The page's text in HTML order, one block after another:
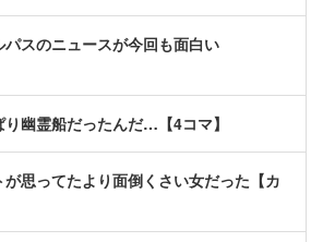
パスのニュースが今回も面白い
り幽霊船だったんだ…【4コマ】
が思ってたより面倒くさい女だった【カ